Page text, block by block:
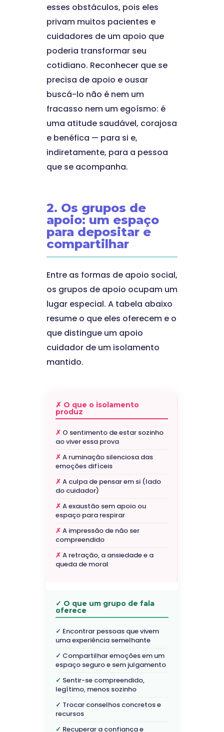
esses obstáculos, pois eles
privam muitos pacientes e
cuidadores de um apoio que
poderia transformar seu
cotidiano. Reconhecer que se
precisa de apoio e ousar
buscá-lo não é nem um
fracasso nem um egoísmo: é
uma atitude saudável, corajosa
e benéfica — para si e,
indiretamente, para a pessoa
que se acompanha.
2. Os grupos de
apoio: um espaço
para depositar e
compartilhar
Entre as formas de apoio social,
os grupos de apoio ocupam um
lugar especial. A tabela abaixo
resume o que eles oferecem e o
que distingue um apoio
cuidador de um isolamento
mantido.
✗ O que o isolamento
produz
O sentimento de estar sozinho
ao viver essa prova
A ruminação silenciosa das
emoções difíceis
A culpa de pensar em si (lado
do cuidador)
A exaustão sem apoio ou
espaço para respirar
A impressão de não ser
compreendido
A retração, a ansiedade e a
queda de moral
✓ O que um grupo de fala
oferece
Encontrar pessoas que vivem
uma experiência semelhante
Compartilhar emoções em um
espaço seguro e sem julgamento
Sentir-se compreendido,
legítimo, menos sozinho
Trocar conselhos concretos e
recursos
Recuperar a confiança e